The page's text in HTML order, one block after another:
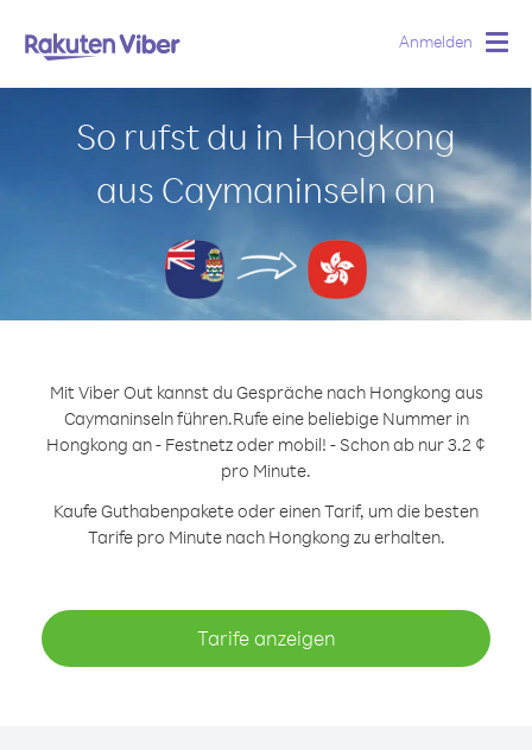
Anmelden
So rufst du in Hongkong
aus Caymaninseln an
Mit Viber Out kannst du Gespräche nach Hongkong aus
Caymaninseln führen.Rufe eine beliebige Nummer in
Hongkong an - Festnetz oder mobil! - Schon ab nur 3.2 ¢
pro Minute.
Kaufe Guthabenpakete oder einen Tarif, um die besten
Tarife pro Minute nach Hongkong zu erhalten.
Tarife anzeigen